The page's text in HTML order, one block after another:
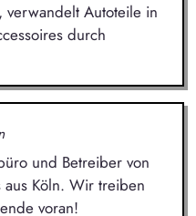
verwandelt Autoteile in
durch
und Betreiber von
aus Köln. Wir treiben
voran!